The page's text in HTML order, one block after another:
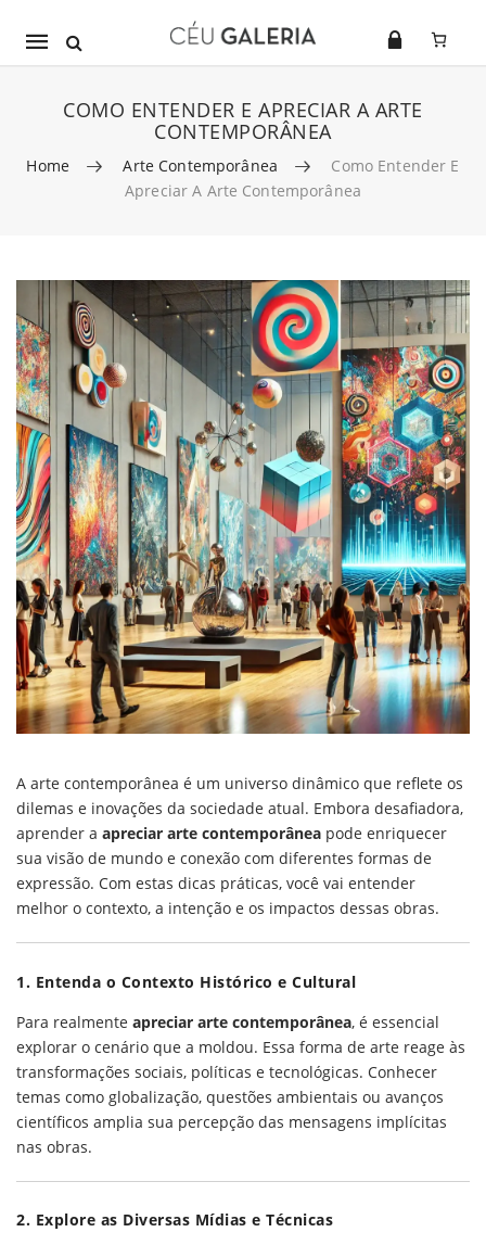
Mobile
COMO ENTENDER E APRECIAR A ARTE
CONTEMPORÂNEA
Home Arte Contemporânea
Como Entender E
Apreciar A Arte Contemporânea
Skip to content
A arte contemporânea é um universo dinâmico que reflete os
dilemas e inovações da sociedade atual. Embora desafiadora,
aprender a apreciar arte contemporânea pode enriquecer
sua visão de mundo e conexão com diferentes formas de
expressão. Com estas dicas práticas, você vai entender
melhor o contexto, a intenção e os impactos dessas obras.
1. Entenda o Contexto Histórico e Cultural
Para realmente apreciar arte contemporânea, é essencial
explorar o cenário que a moldou. Essa forma de arte reage às
transformações sociais, políticas e tecnológicas. Conhecer
temas como globalização, questões ambientais ou avanços
científicos amplia sua percepção das mensagens implícitas
nas obras.
2. Explore as Diversas Mídias e Técnicas